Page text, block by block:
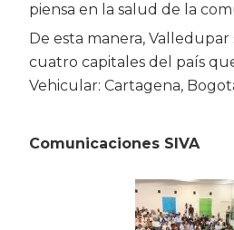
piensa en la salud de la
De esta manera, Valledupar
cuatro capitales del país
Vehicular: Cartagena,
Comunicaciones SIVA